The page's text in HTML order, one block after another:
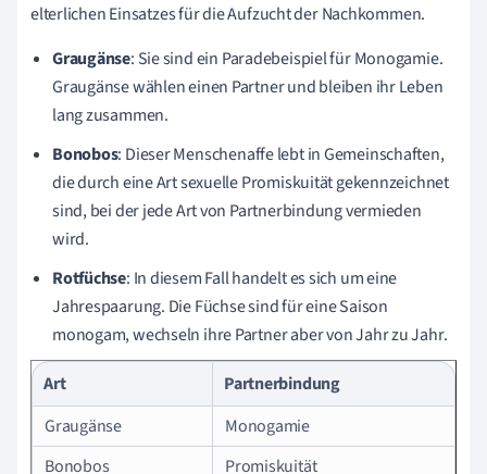
elterlichen Einsatzes für die Aufzucht der Nachkommen.
Graugänse: Sie sind ein Paradebeispiel für Monogamie.
Graugänse wählen einen Partner und bleiben ihr Leben
lang zusammen.
Bonobos: Dieser Menschenaffe lebt in Gemeinschaften,
die durch eine Art sexuelle Promiskuität gekennzeichnet
sind, bei der jede Art von Partnerbindung vermieden
wird.
Rotfüchse: In diesem Fall handelt es sich um eine
Jahrespaarung. Die Füchse sind für eine Saison
monogam, wechseln ihre Partner aber von Jahr zu Jahr.
Art
Partnerbindung
Graugänse
Monogamie
Bonobos
Promiskuität